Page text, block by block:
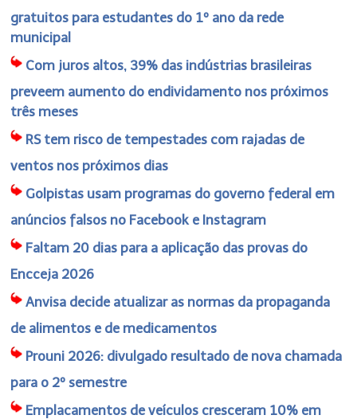
gratuitos para estudantes do 1º ano da rede
municipal
Com juros altos, 39% das indústrias brasileiras
preveem aumento do endividamento nos próximos
três meses
RS tem risco de tempestades com rajadas de
ventos nos próximos dias
Golpistas usam programas do governo federal em
anúncios falsos no Facebook e Instagram
Faltam 20 dias para a aplicação das provas do
Encceja 2026
Anvisa decide atualizar as normas da propaganda
de alimentos e de medicamentos
Prouni 2026: divulgado resultado de nova chamada
para o 2º semestre
Emplacamentos de veículos cresceram 10% em